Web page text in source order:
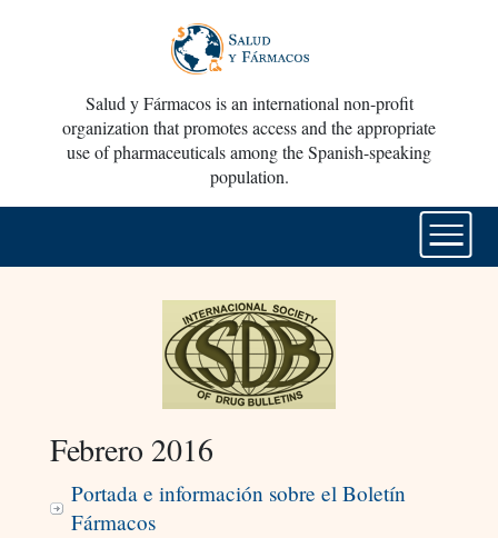
Salud y Fármacos is an international non-profit
organization that promotes access and the appropriate
use of pharmaceuticals among the Spanish-speaking
population.
Febrero 2016
Portada e información sobre el Boletín
Fármacos